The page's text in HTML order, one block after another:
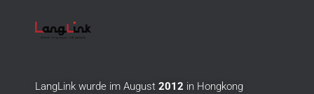
LangLink wurde im August 2012 in Hongkong